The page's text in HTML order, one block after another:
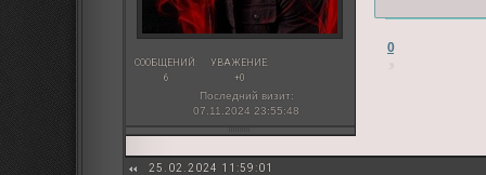
СООБЩЕНИЙ:
6
УВАЖЕНИЕ:
+0
Последний визит:
07.11.2024 23:55:48
0
25.02.2024 11:59:01